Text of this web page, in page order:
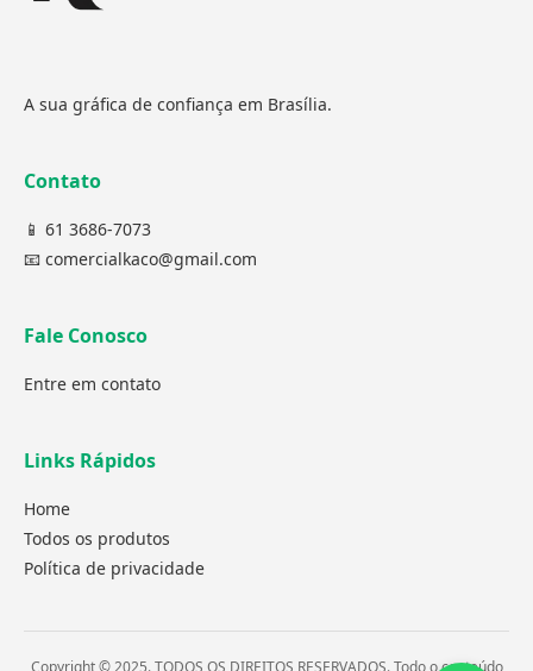
A sua gráfica de confiança em Brasília.
Contato
📱 61 3686-7073
📧 comercialkaco@gmail.com
Fale Conosco
Entre em contato
Links Rápidos
Home
Todos os produtos
Política de privacidade